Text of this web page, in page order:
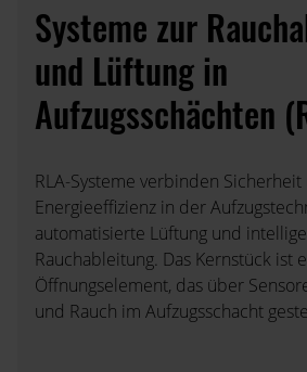
Systeme zur
und Lüftung in
Aufzugsschächten
RLA-Systeme verbinden Sicherheit
Energieeffizienz in der
automatisierte Lüftung und
Rauchableitung. Das Kernstück ist
Öffnungselement, das über
und Rauch im Aufzugsschacht